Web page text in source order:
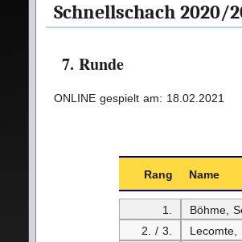
Schnellschach 2020/
7. Runde
ONLINE gespielt am: 18.02.2021
Rang Name
1. Böhme,
2. / 3.
Lecomte,